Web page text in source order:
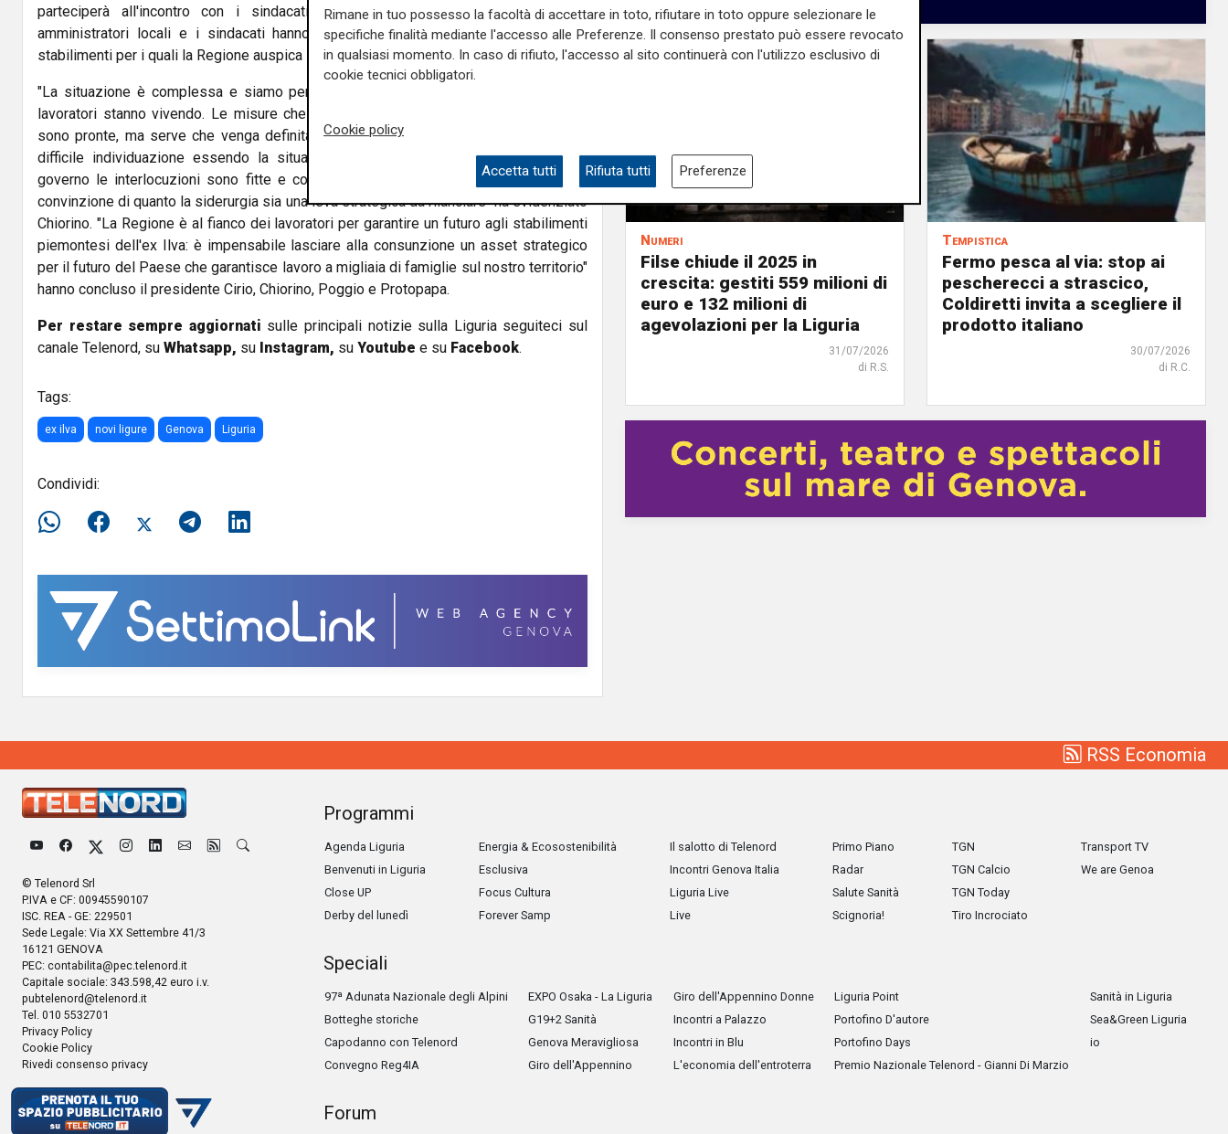
parteciperà all'incontro con i sindacati a Palazzo Chigi, il 20 dicembre. Gli
amministratori locali e i sindacati hanno posto l'attenzione sulla sicurezza degli
stabilimenti per i quali la Regione auspica la massima vigilanza.
"La situazione è complessa e siamo perfettamente consapevoli del dramma che i
lavoratori stanno vivendo. Le misure che si possono attivare a supporto ci sono e
sono pronte, ma serve che venga definita la strategia di rilancio industriale, oggi di
difficile individuazione essendo la situazione in itinere su Taranto. Da parte del
governo le interlocuzioni sono fitte e costanti e il ministro Urso ha evidenziato la
convinzione di quanto la siderurgia sia una leva strategica da rilanciare" ha evidenziato
Chiorino. "La Regione è al fianco dei lavoratori per garantire un futuro agli stabilimenti
piemontesi dell'ex Ilva: è impensabile lasciare alla consunzione un asset strategico
per il futuro del Paese che garantisce lavoro a migliaia di famiglie sul nostro territorio"
hanno concluso il presidente Cirio, Chiorino, Poggio e Protopapa.
Per restare sempre aggiornati sulle principali notizie sulla Liguria seguiteci sul
canale Telenord, su Whatsapp, su Instagram, su Youtube e su Facebook.
Tags:
ex ilva novi ligure Genova Liguria
Condividi:
Numeri
Filse chiude il 2025 in
crescita: gestiti 559 milioni di
euro e 132 milioni di
agevolazioni per la Liguria
31/07/2026
di R.S.
Tempistica
Fermo pesca al via: stop ai
pescherecci a strascico,
Coldiretti invita a scegliere il
prodotto italiano
30/07/2026
di R.C.
RSS Economia
© Telenord Srl
P.IVA e CF: 00945590107
ISC. REA - GE: 229501
Sede Legale: Via XX Settembre 41/3
16121 GENOVA
PEC: contabilita@pec.telenord.it
Capitale sociale: 343.598,42 euro i.v.
pubtelenord@telenord.it
Tel. 010 5532701
Privacy Policy
Cookie Policy
Rivedi consenso privacy
Programmi
Agenda Liguria
Benvenuti in Liguria
Close UP
Derby del lunedì
Energia & Ecosostenibilità
Esclusiva
Focus Cultura
Forever Samp
Il salotto di Telenord
Incontri Genova Italia
Liguria Live
Live
Primo Piano
Radar
Salute Sanità
Scignoria!
TGN
TGN Calcio
TGN Today
Tiro Incrociato
Transport TV
We are Genoa
Speciali
97ª Adunata Nazionale degli Alpini
Botteghe storiche
Capodanno con Telenord
Convegno Reg4IA
EXPO Osaka - La Liguria
G19+2 Sanità
Genova Meravigliosa
Giro dell'Appennino
Giro dell'Appennino Donne
Incontri a Palazzo
Incontri in Blu
L'economia dell'entroterra
Liguria Point
Portofino D'autore
Portofino Days
Premio Nazionale Telenord - Gianni Di Marzio
Sanità in Liguria
Sea&Green Liguria
io
Forum
Rimane in tuo possesso la facoltà di accettare in toto, rifiutare in toto oppure selezionare le
specifiche finalità mediante l'accesso alle Preferenze. Il consenso prestato può essere revocato
in qualsiasi momento. In caso di rifiuto, l'accesso al sito continuerà con l'utilizzo esclusivo di
cookie tecnici obbligatori.
Cookie policy
Accetta tutti Rifiuta tutti Preferenze